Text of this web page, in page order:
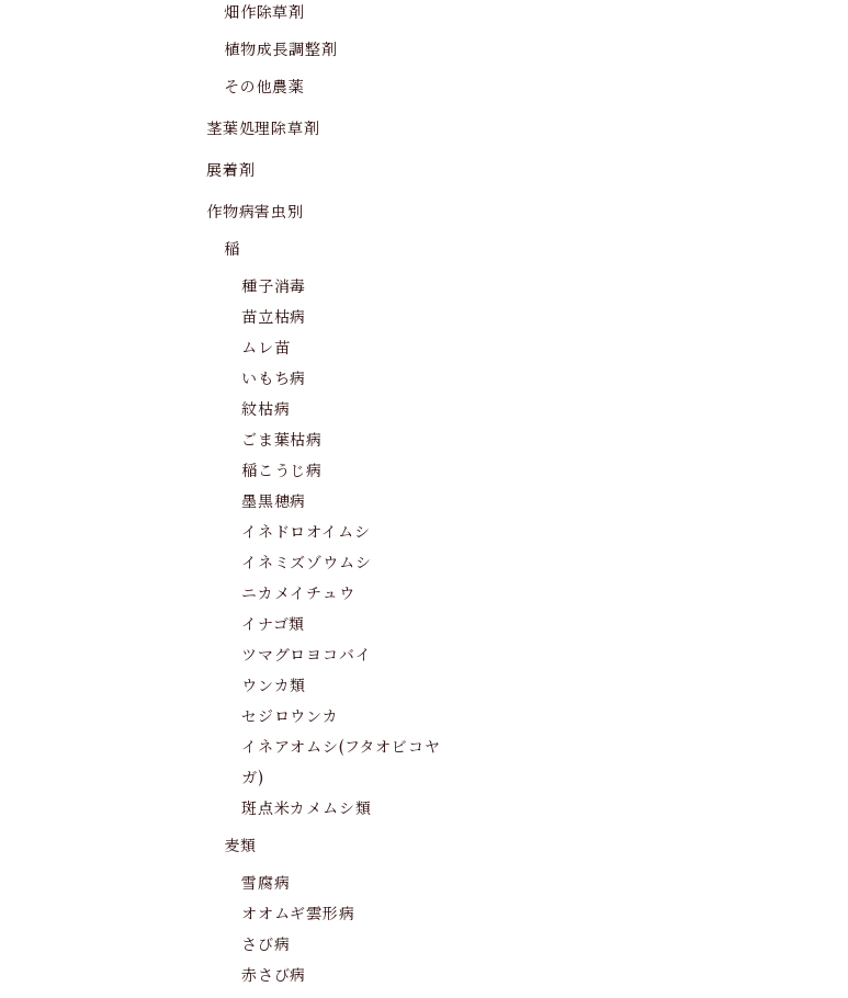
畑作除草剤
植物成長調整剤
その他農薬
茎葉処理除草剤
展着剤
作物病害虫別
稲
種子消毒
苗立枯病
ムレ苗
いもち病
紋枯病
ごま葉枯病
稲こうじ病
墨黒穂病
イネドロオイムシ
イネミズゾウムシ
ニカメイチュウ
イナゴ類
ツマグロヨコバイ
ウンカ類
セジロウンカ
イネアオムシ(フタオビコヤ
ガ)
斑点米カメムシ類
麦類
雪腐病
オオムギ雲形病
さび病
赤さび病